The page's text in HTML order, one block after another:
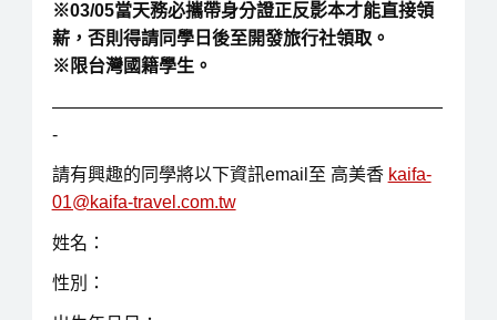
※03/05當天務必攜帶身分證正反影本才能直接領
薪，否則得請同學日後至開發旅行社領取。
※限台灣國籍學生。
——————————————————————
-
請有興趣的同學將以下資訊email至 高美香 kaifa-
01@kaifa-travel.com.tw
姓名：
性別：